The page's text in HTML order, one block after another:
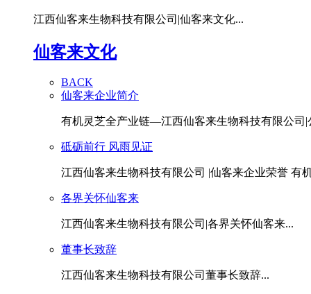
江西仙客来生物科技有限公司|仙客来文化...
仙客来文化
BACK
仙客来企业简介
有机灵芝全产业链—江西仙客来生物科技有限公司|
砥砺前行 风雨见证
江西仙客来生物科技有限公司 |仙客来企业荣誉 有
各界关怀仙客来
江西仙客来生物科技有限公司|各界关怀仙客来...
董事长致辞
江西仙客来生物科技有限公司董事长致辞...